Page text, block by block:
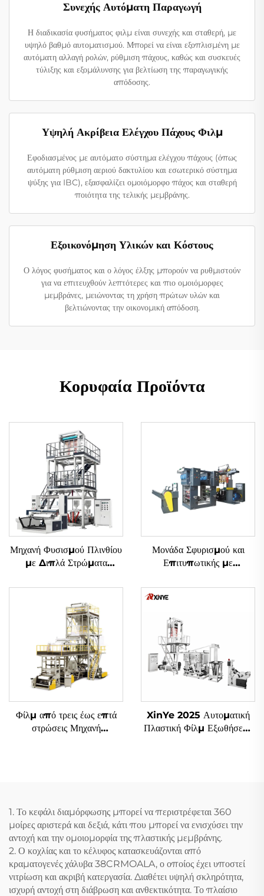
Συνεχής Αυτόματη Παραγωγή
Η διαδικασία φυσήματος φιλμ είναι συνεχής και σταθερή, με
υψηλό βαθμό αυτοματισμού. Μπορεί να είναι εξοπλισμένη με
αυτόματη αλλαγή ρολών, ρύθμιση πάχους, καθώς και συσκευές
τύλιξης και εξομάλυνσης για βελτίωση της παραγωγικής
απόδοσης.
Υψηλή Ακρίβεια Ελέγχου Πάχους Φιλμ
Εφοδιασμένος με αυτόματο σύστημα ελέγχου πάχους (όπως
αυτόματη ρύθμιση αεριού δακτυλίου και εσωτερικό σύστημα
ψύξης για IBC), εξασφαλίζει ομοιόμορφο πάχος και σταθερή
ποιότητα της τελικής μεμβράνης.
Εξοικονόμηση Υλικών και Κόστους
Ο λόγος φυσήματος και ο λόγος έλξης μπορούν να ρυθμιστούν
για να επιτευχθούν λεπτότερες και πιο ομοιόμορφες
μεμβράνες, μειώνοντας τη χρήση πρώτων υλών και
βελτιώνοντας την οικονομική απόδοση.
Κορυφαία Προϊόντα
Μηχανή Φυσισμού Πλινθίου
με Διπλά Στρώματα
και Γυριστής Κεφαλής
Μονάδα Σφυρισμού και
Επιτυπωτικής με
Φίλμ από τρεις έως επτά
στρώσεις Μηχανή
XinYe 2025 Αυτοματική
Πλαστική Φίλμ Εξωθήσεως
1. Το κεφάλι διαμόρφωσης μπορεί να περιστρέφεται 360
μοίρες αριστερά και δεξιά, κάτι που μπορεί να ενισχύσει την
αντοχή και την ομοιομορφία της πλαστικής μεμβράνης.
2. Ο κοχλίας και το κέλυφος κατασκευάζονται από
κραματογενές χάλυβα 38CRMOALA, ο οποίος έχει υποστεί
νιτρίωση και ακριβή κατεργασία. Διαθέτει υψηλή σκληρότητα,
ισχυρή αντοχή στη διάβρωση και ανθεκτικότητα. Το πλαίσιο